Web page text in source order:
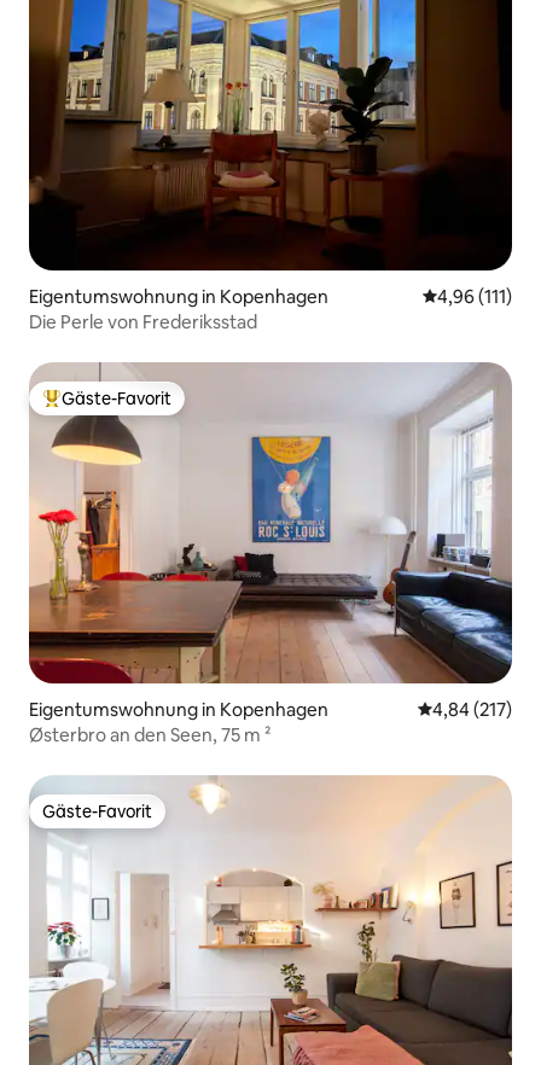
Eigentumswohnung in Kopenhagen
4,96 (111)
Die Perle von Frederiksstad
Beliebter Gäste-Favorit.
Gäste-Favorit
Eigentumswohnung in Kopenhagen
4,84 (217)
Østerbro an den Seen, 75 m ²
Gäste-Favorit
Gäste-Favorit